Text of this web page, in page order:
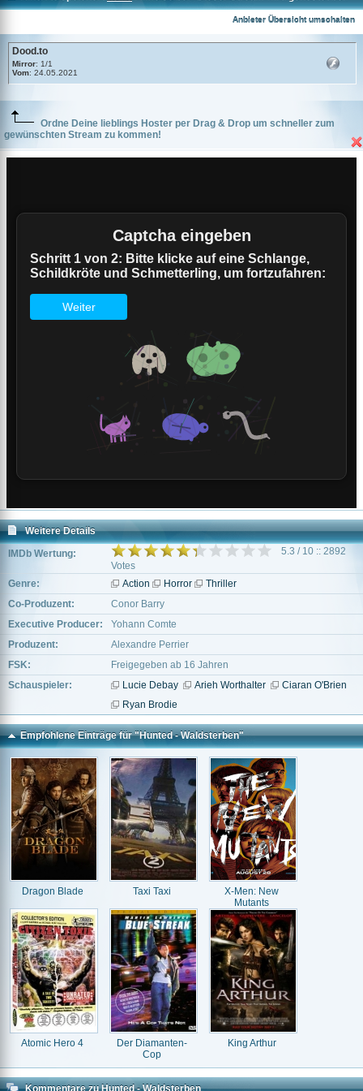
Anbieter Übersicht umschalten
Dood.to
Mirror: 1/1
Vom: 24.05.2021
Ordne Deine lieblings Hoster per Drag & Drop um schneller zum
gewünschten Stream zu kommen!
Weitere Details
IMDb Wertung:
5.3 / 10 :: 2892
Votes
Genre:
Action Horror
Thriller
Co-Produzent:
Conor Barry
Executive Producer:
Yohann Comte
Produzent:
Alexandre Perrier
FSK:
Freigegeben ab 16 Jahren
Schauspieler:
Lucie Debay Arieh Worthalter
Ciaran O'Brien
Ryan Brodie
Empfohlene Einträge für "Hunted - Waldsterben"
Dragon Blade Taxi Taxi
X-Men: New
Mutants
Atomic Hero 4
Der Diamanten-
Cop
King Arthur
Kommentare zu Hunted - Waldsterben